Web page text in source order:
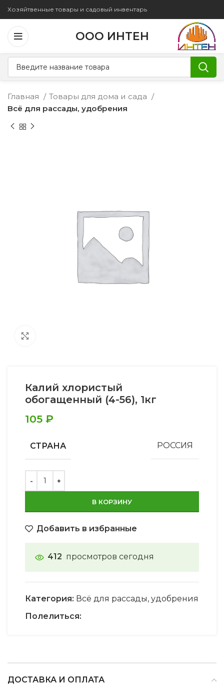
Хозяйтвенные товары и садовый инвентарь
ООО ИНТЕН
Главная
Товары для дома и сада
Всё для рассады, удобрения
Калий хлористый
обогащенный (4-56), 1кг
105 ₽
СТРАНА РОССИЯ
В КОРЗИНУ
Добавить в избранные
412 просмотров сегодня
Категория: Всё для рассады, удобрения
Полелиться:
ДОСТАВКА И ОПЛАТА